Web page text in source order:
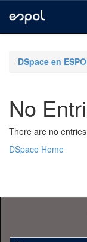
navigationDSpace en
No
There are no
DSpace Home